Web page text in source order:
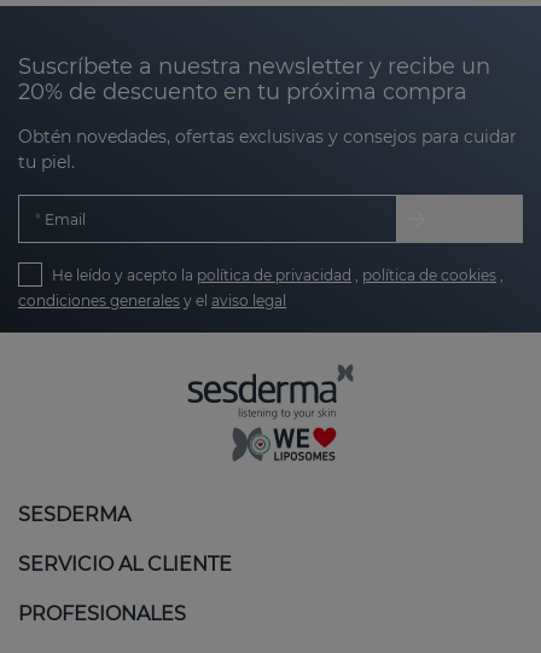
Suscríbete a nuestra newsletter y recibe un
20% de descuento en tu próxima compra
Obtén novedades, ofertas exclusivas y consejos para cuidar
tu piel.
Email
He leído y acepto la política de privacidad , política de cookies ,
condiciones generales y el aviso legal
SESDERMA
SERVICIO AL CLIENTE
PROFESIONALES